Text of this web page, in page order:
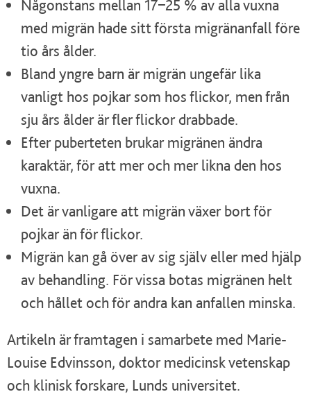
Någonstans mellan 17–25 % av alla vuxna
med migrän hade sitt första migränanfall före
tio års ålder.
Bland yngre barn är migrän ungefär lika
vanligt hos pojkar som hos flickor, men från
sju års ålder är fler flickor drabbade.
Efter puberteten brukar migränen ändra
karaktär, för att mer och mer likna den hos
vuxna.
Det är vanligare att migrän växer bort för
pojkar än för flickor.
Migrän kan gå över av sig själv eller med hjälp
av behandling. För vissa botas migränen helt
och hållet och för andra kan anfallen minska.
Artikeln är framtagen i samarbete med Marie-
Louise Edvinsson, doktor medicinsk vetenskap
och klinisk forskare, Lunds universitet.